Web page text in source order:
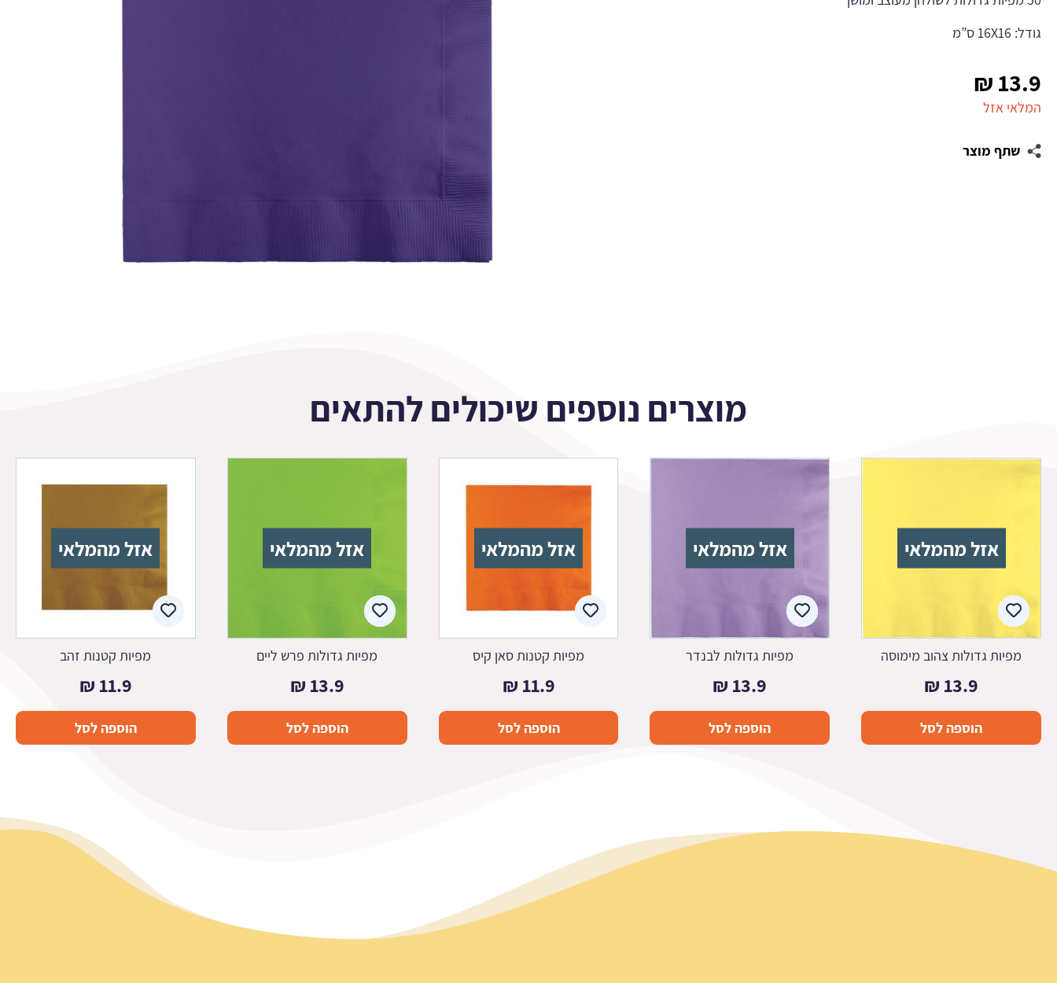
גודל: 16X16 ס”מ
13.9
₪
המלאי אזל
שתף מוצר
מוצרים נוספים שיכולים להתאים
אזל מהמלאי
מפיות גדולות צהוב מימוסה
13.9
₪
הוספה לסל
אזל מהמלאי
מפיות גדולות לבנדר
13.9
₪
הוספה לסל
אזל מהמלאי
מפיות קטנות סאן קיס
11.9
₪
הוספה לסל
אזל מהמלאי
מפיות גדולות פרש ליים
13.9
₪
הוספה לסל
אזל מהמלאי
מפיות קטנות זהב
11.9
₪
הוספה לסל